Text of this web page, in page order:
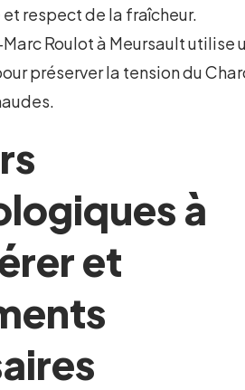
respect de la fraîcheur.
Roulot à Meursault utilise
préserver la tension du
à
et